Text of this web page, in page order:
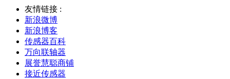
友情链接 :
新浪微博
新浪博客
传感器百科
万向联轴器
展誉慧聪商铺
接近传感器